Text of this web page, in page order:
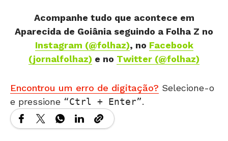
Acompanhe tudo que acontece em
Aparecida de Goiânia seguindo a Folha Z no
Instagram (@folhaz), no Facebook
(jornalfolhaz) e no Twitter (@folhaz)
Encontrou um erro de digitação? Selecione-o
e pressione
Ctrl + Enter .